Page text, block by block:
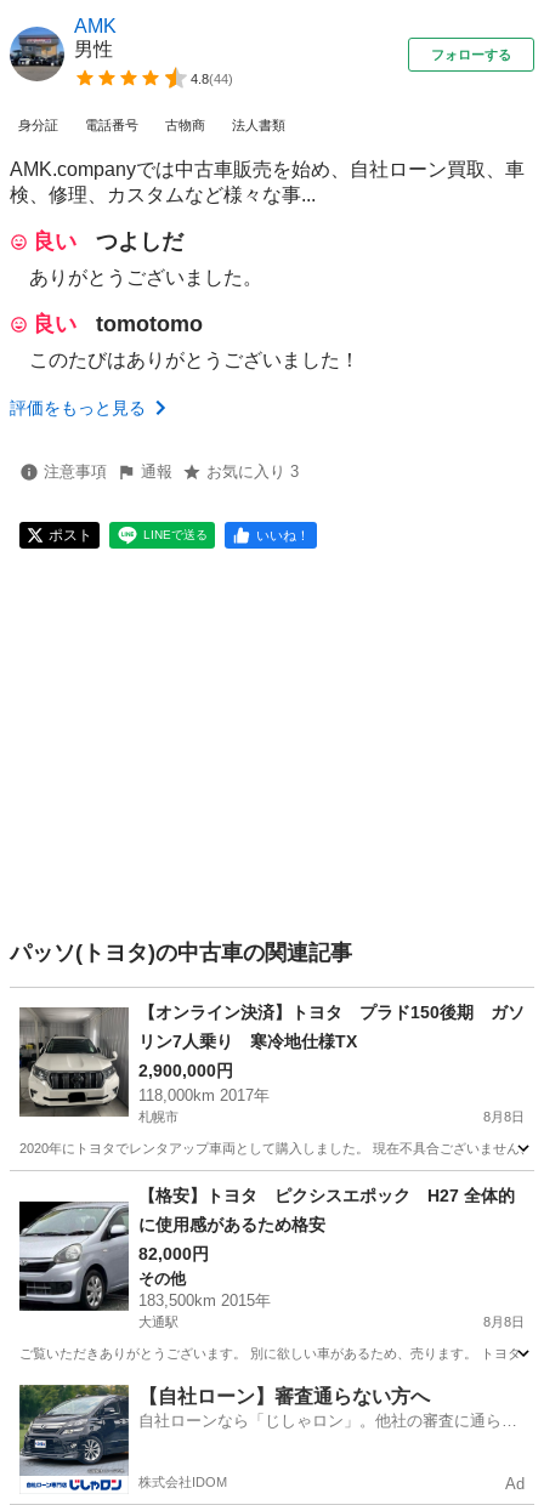
AMK
男性
4.8(44)
フォローする
身分証 電話番号 古物商 法人書類
AMK.companyでは中古車販売を始め、自社ローン買取、車
検、修理、カスタムなど様々な事...
良い つよしだ
ありがとうございました。
良い tomotomo
このたびはありがとうございました！
評価をもっと見る
注意事項 通報 お気に入り 3
ポスト LINEで送る いいね！
パッソ(トヨタ)の中古車の関連記事
【オンライン決済】トヨタ プラド150後期 ガソ
リン7人乗り 寒冷地仕様TX
2,900,000円
118,000km 2017年
札幌市 8月8日
2020年にトヨタでレンタアップ車両として購入しました。 現在不具合ございません
トヨタ
【格安】トヨタ ピクシスエポック H27 全体的
に使用感があるため格安
82,000円
その他
183,500km 2015年
大通駅 8月8日
ご覧いただきありがとうございます。 別に欲しい車があるため、売ります。 トヨ
北海道 札幌市 大通駅 その他
【自社ローン】審査通らない方へ
自社ローンなら「じしゃロン」。他社の審査に通らな
株式会社IDOM Ad